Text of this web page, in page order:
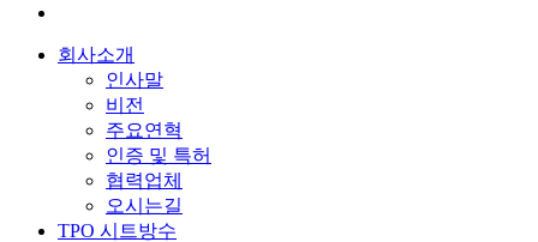
회사소개
인사말
비전
주요연혁
인증 및 특허
협력업체
오시는길
TPO 시트방수